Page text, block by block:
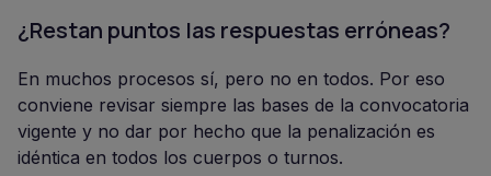
¿Restan puntos las respuestas erróneas?
En muchos procesos sí, pero no en todos. Por eso
conviene revisar siempre las bases de la convocatoria
vigente y no dar por hecho que la penalización es
idéntica en todos los cuerpos o turnos.